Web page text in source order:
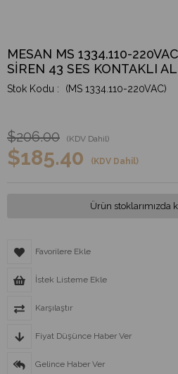
MESAN MS 1334.110-
SİREN 43 SES KONTAKLI
(MS 1334.110-220VAC)
$206.00 (KDV Dahil)
$185.40 (KDV Dahil)
Ürün stoklarımızda
Favorilere Ekle
İstek Listeme Ekle
Karşılaştır
Fiyat Düşünce Haber Ver
Gelince Haber Ver